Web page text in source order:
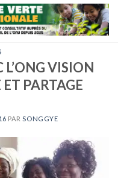
VISION
PARTAGE
PAR SONGGYE